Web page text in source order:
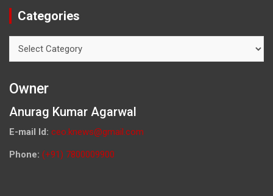
Categories
Owner
Anurag Kumar Agarwal
E-mail Id: ceo.knews@gmail.com
Phone: (+91) 7800009900